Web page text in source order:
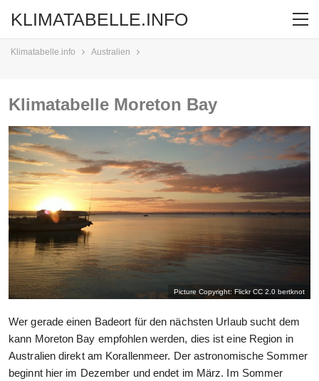
KLIMATABELLE.INFO
Klimatabelle.info Australien
Klimatabelle Moreton Bay
Picture Copyright: Flickr CC 2.0 bertknot
Wer gerade einen Badeort für den nächsten Urlaub sucht dem
kann Moreton Bay empfohlen werden, dies ist eine Region in
Australien direkt am Korallenmeer. Der astronomische Sommer
beginnt hier im Dezember und endet im März. Im Sommer